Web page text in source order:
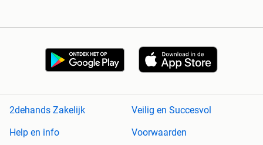
2dehands Zakelijk
Veilig en Succesvol
Help en info
Voorwaarden